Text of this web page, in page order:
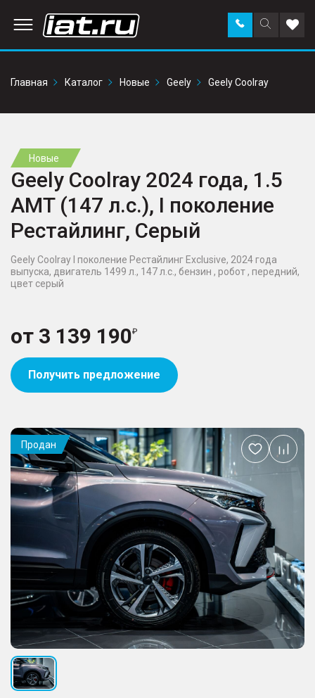
Поиск
по
Заказать
звонок в
Главная
Каталог Новые Geely Geely Coolray
Новые
Geely Coolray 2024 года, 1.5
AMT (147 л.с.), I поколение
Рестайлинг, Серый
Geely Coolray I поколение Рестайлинг Exclusive, 2024 года
выпуска, двигатель 1499 л., 147 л.с., бензин , робот , передний,
цвет серый
от 3 139 190
Получить предложение
Продан
Добавить
в
избранное